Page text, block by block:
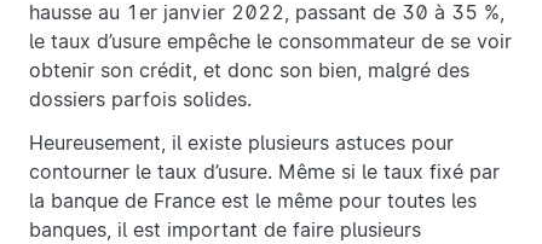
hausse au 1er janvier 2022, passant de 30 à 35 %,
le taux d’usure empêche le consommateur de se voir
obtenir son crédit, et donc son bien, malgré des
dossiers parfois solides.
Heureusement, il existe plusieurs astuces pour
contourner le taux d’usure. Même si le taux fixé par
la banque de France est le même pour toutes les
banques, il est important de faire plusieurs